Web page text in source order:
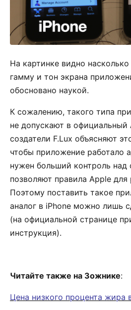
На картинке видно
гамму и тон экрана
обосновано наукой.
К сожалению, такого типа
не допускают в официальный
создатели F.Lux объясняют
чтобы приложение работало
нужен больший контроль над
позволяют правила Apple для
Поэтому поставить такое
аналог в iPhone можно лишь
(на официальной странице
инструкция).
Читайте также на Зожнике:
Цена низкого процента жира